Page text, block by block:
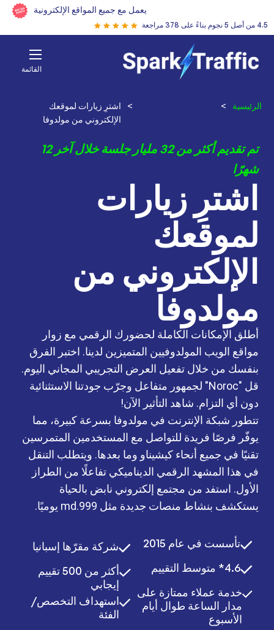
يعمل مع جميع المواقع الإلكترونية
4.5 من أصل 5 نجوم بناءً على 378 مراجعة
القائمة
الرئيسية >
>
اشترِ زيارات لموقعك
الإلكتروني من مولدوفا
تم تقديم أكثر من 32 مليار جلسة خلال آخر 12
شهرًا
اشترِ زيارات
لموقعك
الإلكتروني من
مولدوفا
أطلق الإمكانات الكاملة لحضورك الرقمي مع زوار
مواقع الويب المولدوفيين المتميزين لدينا. اختبر الفرق
بنفسك من خلال تفعيل العرض التجريبي المجاني اليوم.
قل "Noroc" لجمهور متفاعل وجرّب جودتنا الاستثنائية
دون أي التزام. شاهد التأثير الآن!
تتطور شبكة الإنترنت في مولدوفا بسرعة كبيرة، مما
يوفّر فرصًا فريدة للتواصل مع المستخدمين المتمرسين
تقنيًا في جميع أنحاء كيشيناو وما بعدها. ويتطلب التنقل
في هذا المشهد الرقمي الديناميكي تفاعلًا من الطراز
الأول. استفد من مجتمع إلكتروني نابض بالحياة
يستكشف بنشاط منصات جديدة مثل 999.md يوميًا.
تأسست في عام 2015
4.6* متوسط التقييم
خدمة عملاء ممتازة على
مدار الساعة طوال أيام
الأسبوع
شركة مقرّها إسبانيا
أكثر من 500 تقييم
إيجابي
استهداف التخصص/
الفئة